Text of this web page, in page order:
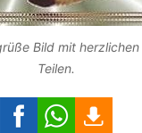
Bild mit
Teilen.